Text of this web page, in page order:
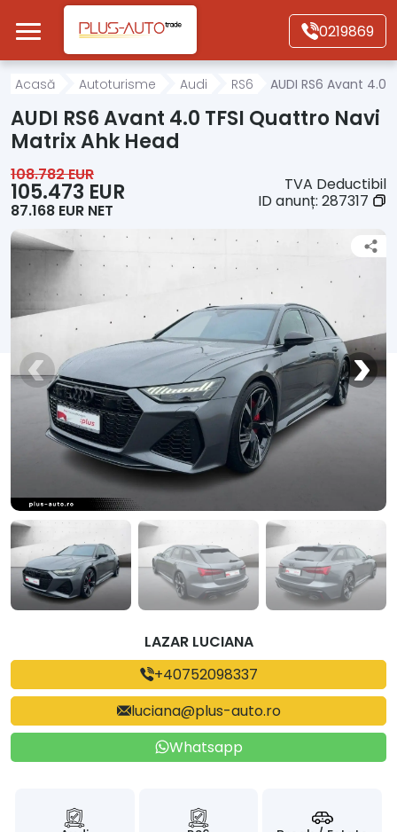
Mergi direct la conținutul principal
0219869
Acasă
Autoturisme
Motociclete
Autoutilitare
Alte tipuri vehicule
Despre Noi
Contact
Acasă Autoturisme Audi RS6 AUDI RS6 Avant 4.0
AUDI RS6 Avant 4.0 TFSI Quattro Navi
Matrix Ahk Head
108.782 EUR
105.473 EUR
87.168 EUR NET
TVA Deductibil
ID anunț: 287317
LAZAR LUCIANA
+40752098337
luciana@plus-auto.ro
Whatsapp